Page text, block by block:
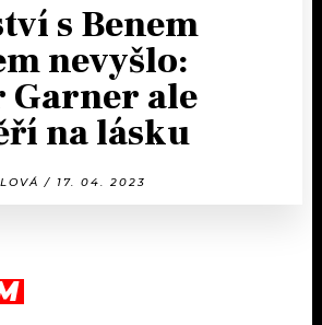
s Benem
nevyšlo:
Garner ale
na lásku
/ 17. 04. 2023